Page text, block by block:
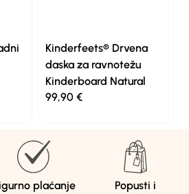
Kinderfeets® Drvena
daska za ravnotežu
Kinderboard Natural
99,90 €
plaćanje
Popusti i